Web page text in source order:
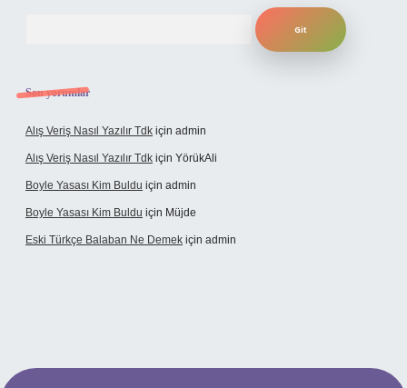
Son yorumlar
Alış Veriş Nasıl Yazılır Tdk için admin
Alış Veriş Nasıl Yazılır Tdk için YörükAli
Boyle Yasası Kim Buldu için admin
Boyle Yasası Kim Buldu için Müjde
Eski Türkçe Balaban Ne Demek için admin
casino